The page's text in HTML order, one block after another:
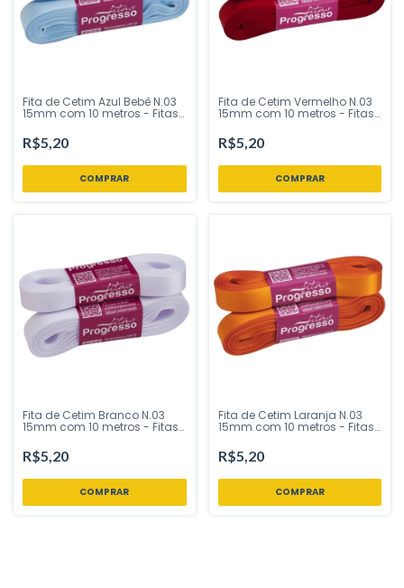
Fita de Cetim Azul Bebê N.03
15mm com 10 metros - Fitas
Loja
R$5,20
Fita de Cetim Vermelho N.03
15mm com 10 metros - Fitas
Loja
R$5,20
Fita de Cetim Branco N.03
15mm com 10 metros - Fitas
Loja
R$5,20
Fita de Cetim Laranja N.03
15mm com 10 metros - Fitas
Loja
R$5,20